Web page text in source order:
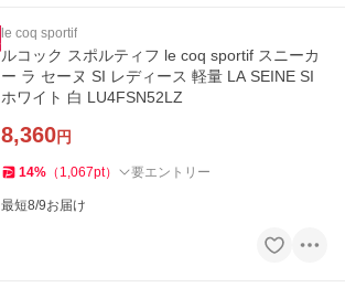
le coq sportif
ルコック スポルティフ le coq sportif スニーカ
ー ラ セーヌ SI レディース 軽量 LA SEINE SI
ホワイト 白 LU4FSN52LZ
8,360円
14% （ 1,067pt） 要エントリー
最短8/9お届け